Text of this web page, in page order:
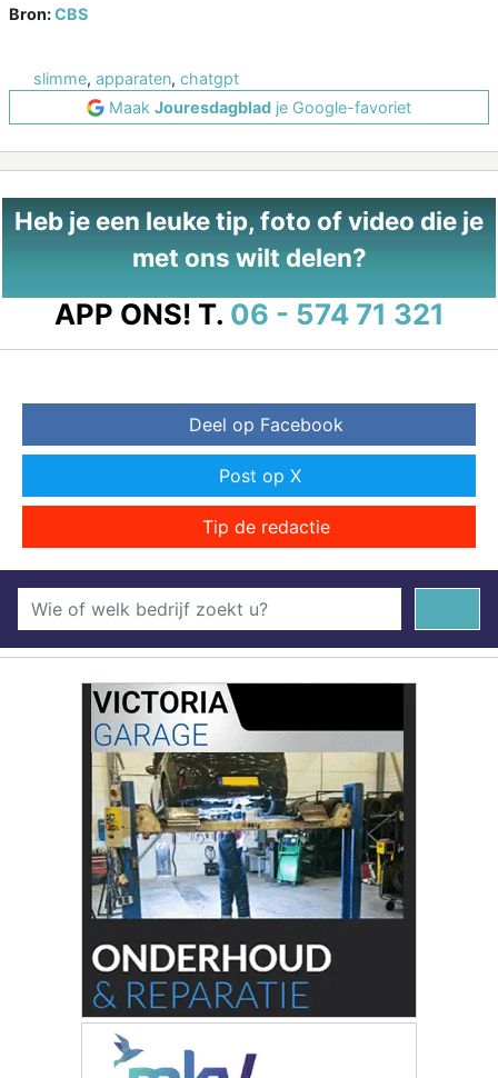
Bron:CBS
slimme, apparaten, chatgpt
Maak Jouresdagblad je Google-favoriet
Heb je een leuke tip, foto of video die je
met ons wilt delen?
APP ONS! T. 06 - 574 71 321
Deel op Facebook
Post op X
Tip de redactie